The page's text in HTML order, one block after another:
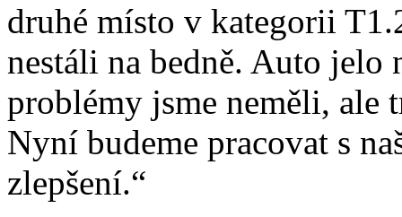
druhé místo v kategorii
nestáli na bedně. Auto jelo
problémy jsme neměli, ale
Nyní budeme pracovat s
zlepšení.“